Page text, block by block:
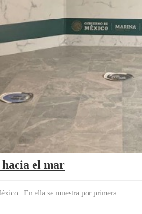
hacia el mar
En ella se muestra por primera…